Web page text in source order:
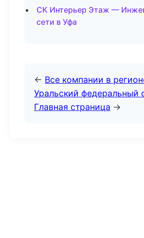
СК Интерьер Этаж —
сети в Уфа
← Все компании в
Уральский федеральный
Главная страница →